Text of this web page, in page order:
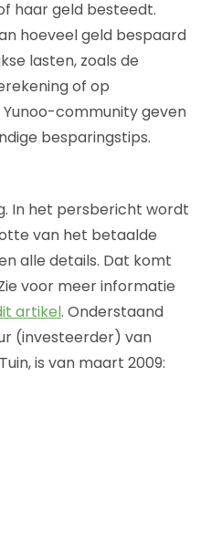
haar geld besteedt.
hoeveel geld bespaard
lasten, zoals de
of op
community geven
besparingstips.
In het persbericht wordt
van het betaalde
alle details. Dat komt
voor meer informatie
artikel. Onderstaand
(investeerder) van
is van maart 2009: